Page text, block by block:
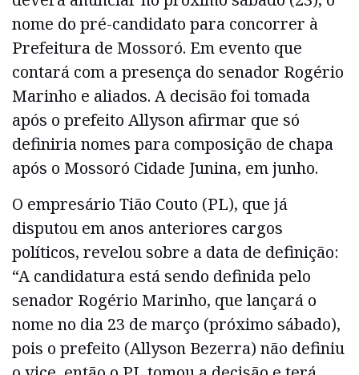
nome do pré-candidato para concorrer à
Prefeitura de Mossoró. Em evento que
contará com a presença do senador Rogério
Marinho e aliados. A decisão foi tomada
após o prefeito Allyson afirmar que só
definiria nomes para composição de chapa
após o Mossoró Cidade Junina, em junho.
O empresário Tião Couto (PL), que já
disputou em anos anteriores cargos
políticos, revelou sobre a data de definição:
“A candidatura está sendo definida pelo
senador Rogério Marinho, que lançará o
nome no dia 23 de março (próximo sábado),
pois o prefeito (Allyson Bezerra) não definiu